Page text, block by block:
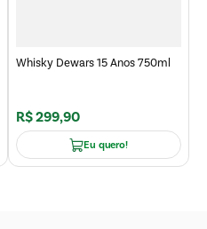
Whisky Dewars 15 Anos 750ml
R$299,90
Eu quero!